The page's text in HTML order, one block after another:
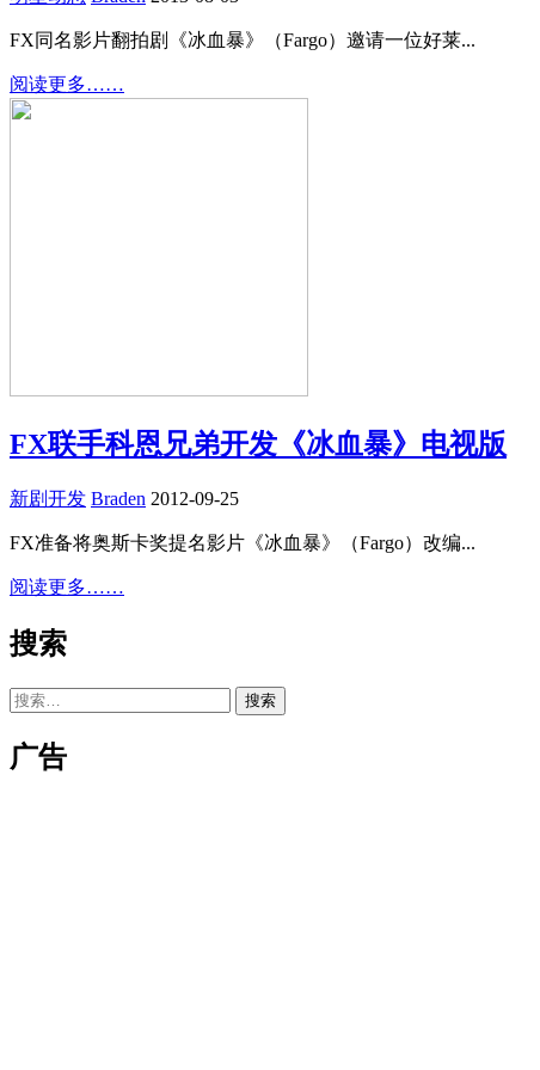
FX同名影片翻拍剧《冰血暴》（Fargo）邀请一位好莱...
阅读更多……
FX联手科恩兄弟开发《冰血暴》电视版
新剧开发 Braden 2012-09-25
FX准备将奥斯卡奖提名影片《冰血暴》（Fargo）改编...
阅读更多……
搜索
搜
广告